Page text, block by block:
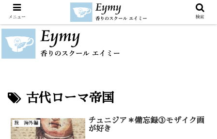
古代ローマ帝国
旅 海外編
チュニジア＊備忘録③モザイク画
が好き
メニュー 検索